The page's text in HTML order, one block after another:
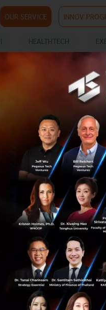
OUR SERVICE INNOV
HEALTHTECH
ปัญหาด้า
เป็นผู้ช่ว
หมดปัญห
Microsoft
ประสิทธิภา
พฤษภาคม
2
TS Video
Techsauce Media
About Techsauce